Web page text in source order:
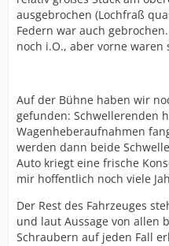
ausgebrochen (Lochfraß
Federn war auch
noch i.O., aber vorne
Auf der Bühne haben wir
gefunden: Schwellerenden
Wagenheberaufnahmen
werden dann beide
Auto kriegt eine frische
mir hoffentlich noch viele
Der Rest des Fahrzeuges
und laut Aussage von allen
Schraubern auf jeden Fall